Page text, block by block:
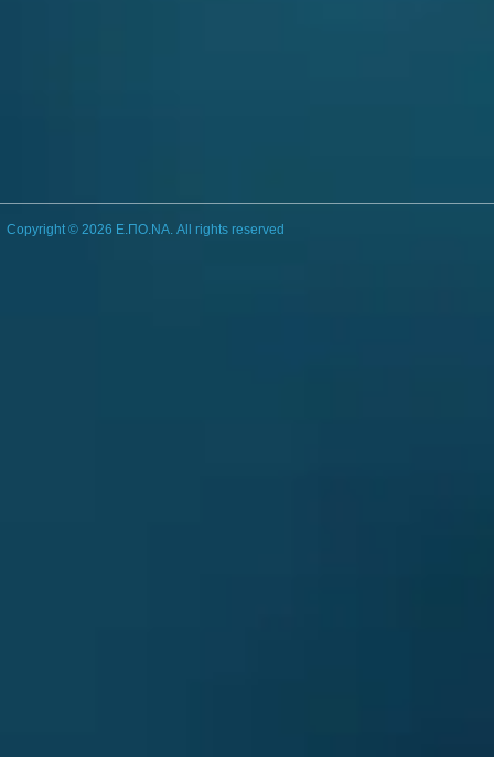
Copyright © 2026 Ε.ΠΟ.ΝΑ. All rights reserved